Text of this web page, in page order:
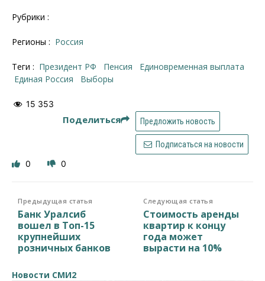
Рубрики :
Регионы : Россия
Теги : президент РФ Пенсия
единовременная выплата
Единая Россия
выборы
15 353
Поделиться Предложить новость
Подписаться на новости
0 0
Предыдущая статья
Банк Уралсиб
вошел в Топ-15
крупнейших
розничных банков
Следующая статья
Стоимость аренды
квартир к концу
года может
вырасти на 10%
Новости СМИ2